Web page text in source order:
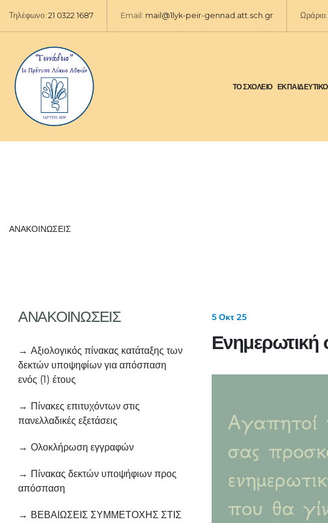
Τηλέφωνο: 21 0322 1687 Email: mail@1lyk-peir-gennad.att.sch.gr Ωράριο:
ΤΟ ΣΧΟΛΕΙΟ
ΑΝΑΚΟΙΝΩΣΕΙΣ
ΑΝΑΚΟΙΝΩΣΕΙΣ
Αξιολογικός πίνακας κατάταξης των
δεκτών υποψηφίων για απόσπαση
ενός (1) έτους
Πίνακες επιτυχόντων στις
πανελλαδικές εξετάσεις
Ολοκλήρωση εγγραφών
Πίνακας δεκτών υποψήφιων προς
απόσπαση
ΒΕΒΑΙΩΣΕΙΣ ΣΥΜΜΕΤΟΧΗΣ ΣΤΙΣ
5 Οκτ 25
Ενημερωτική